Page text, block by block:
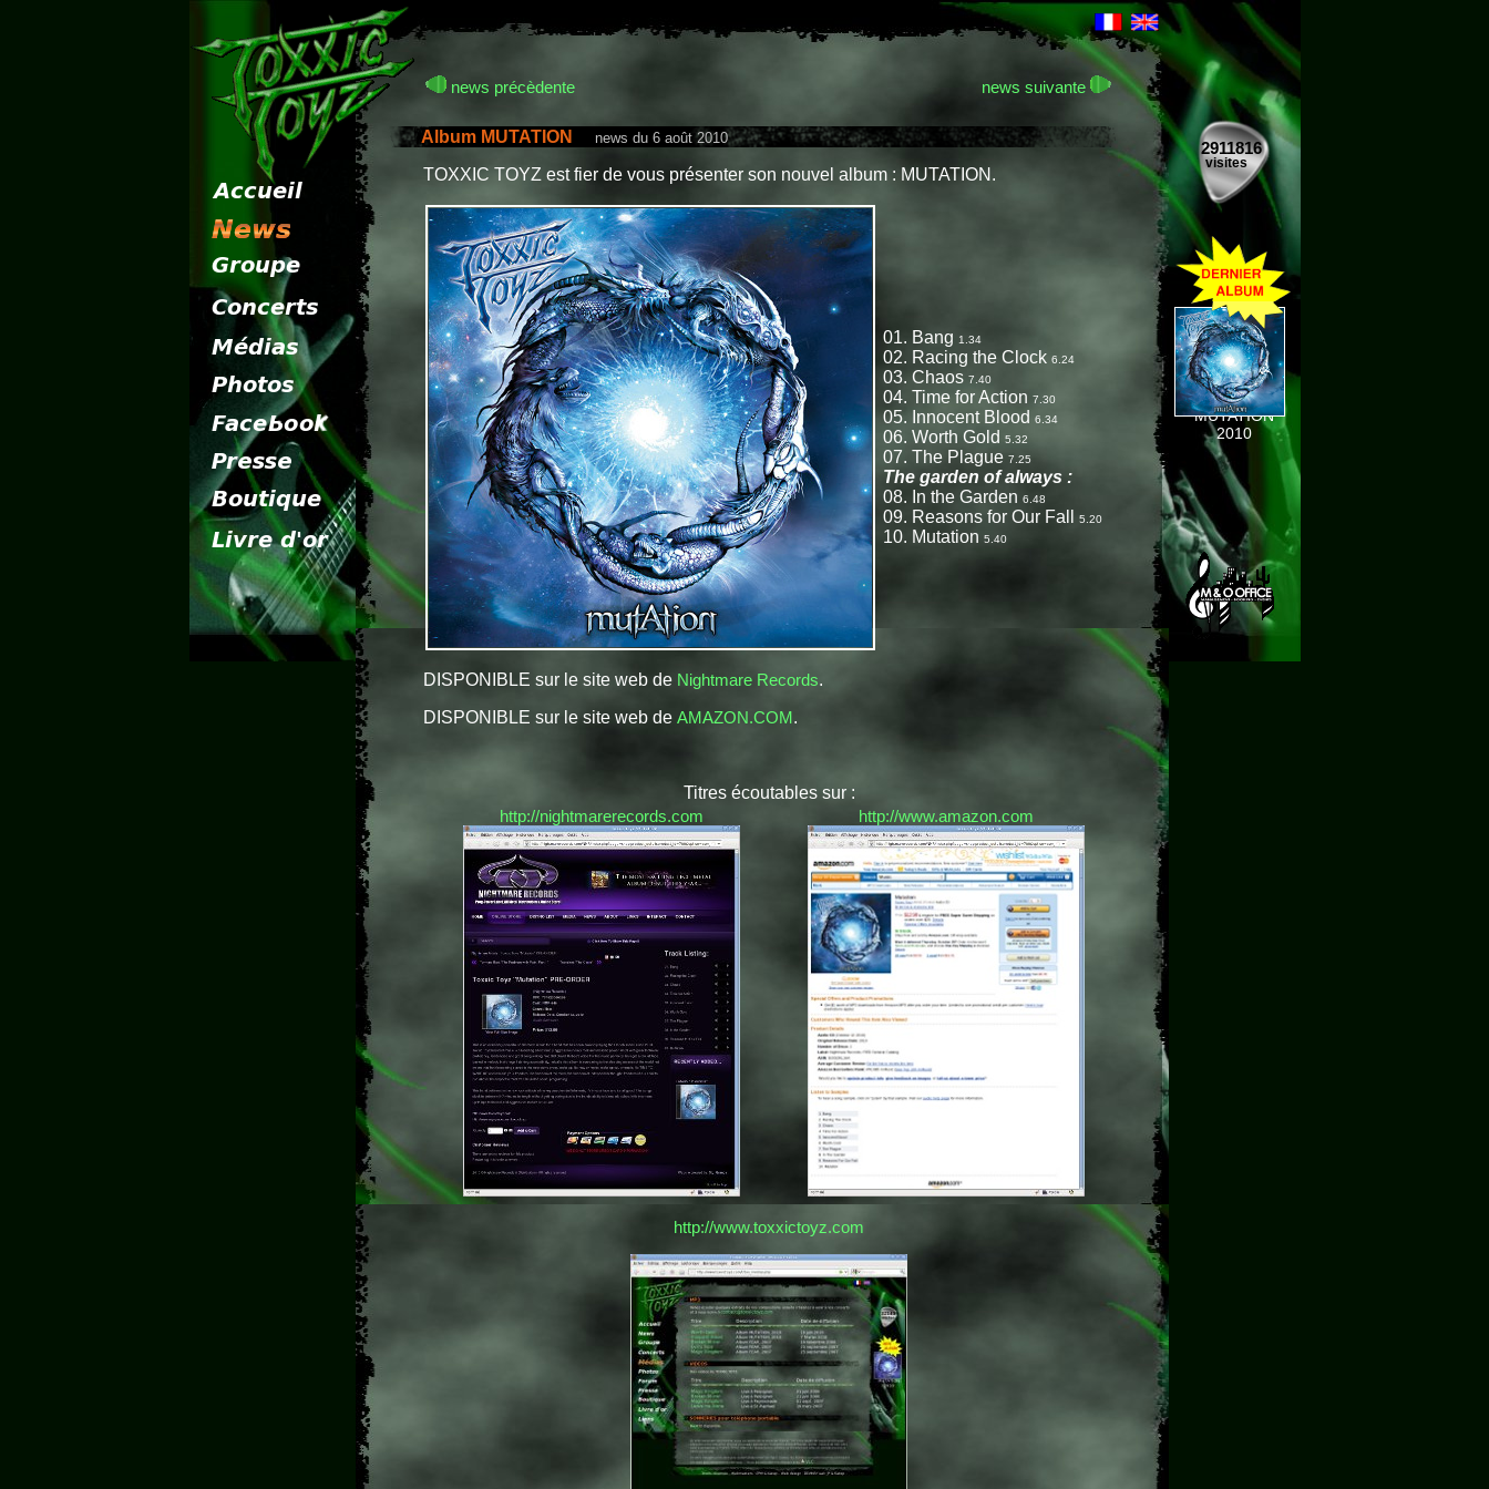
2911816
visites
MUTATION
2010
news précèdente news suivante
Album MUTATION news du 6 août 2010
TOXXIC TOYZ est fier de vous présenter son nouvel album : MUTATION.
01. Bang 1.34
02. Racing the Clock 6.24
03. Chaos 7.40
04. Time for Action 7.30
05. Innocent Blood 6.34
06. Worth Gold 5.32
07. The Plague 7.25
The garden of always :
08. In the Garden 6.48
09. Reasons for Our Fall 5.20
10. Mutation 5.40
DISPONIBLE sur le site web de Nightmare Records.
DISPONIBLE sur le site web de AMAZON.COM.
Titres écoutables sur :
http://nightmarerecords.com
http://www.amazon.com
http://www.toxxictoyz.com